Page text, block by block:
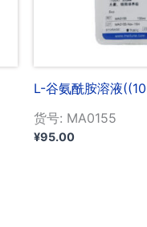
L-谷氨酰胺溶液
货号: MA0155
¥95.00